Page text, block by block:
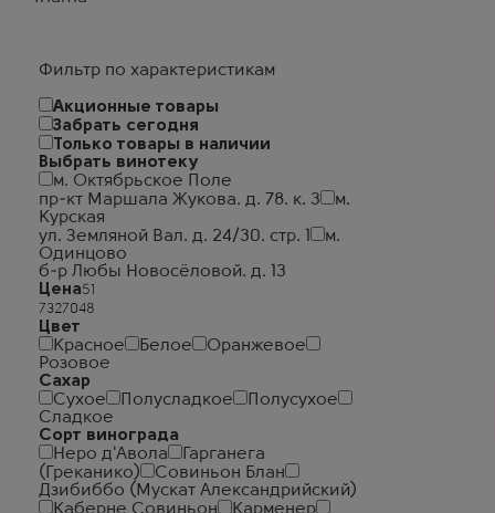
Фильтр по характеристикам
Акционные товары
Забрать сегодня
Только товары в наличии
Выбрать винотеку
м. Октябрьское Поле
пр-кт Маршала Жукова. д. 78. к. 3
м.
Курская
ул. Земляной Вал. д. 24/30. стр. 1
м.
Одинцово
б-р Любы Новосёловой. д. 13
Цена
Цвет
Красное
Белое
Оранжевое
Розовое
Сахар
Сухое
Полусладкое
Полусухое
Сладкое
Сорт винограда
Неро д'Авола
Гарганега
(Греканико)
Совиньон Блан
Дзибиббо (Мускат Александрийский)